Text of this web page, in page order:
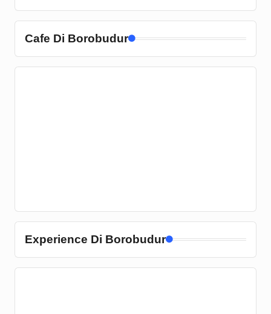
Cafe Di Borobudur
Experience Di Borobudur